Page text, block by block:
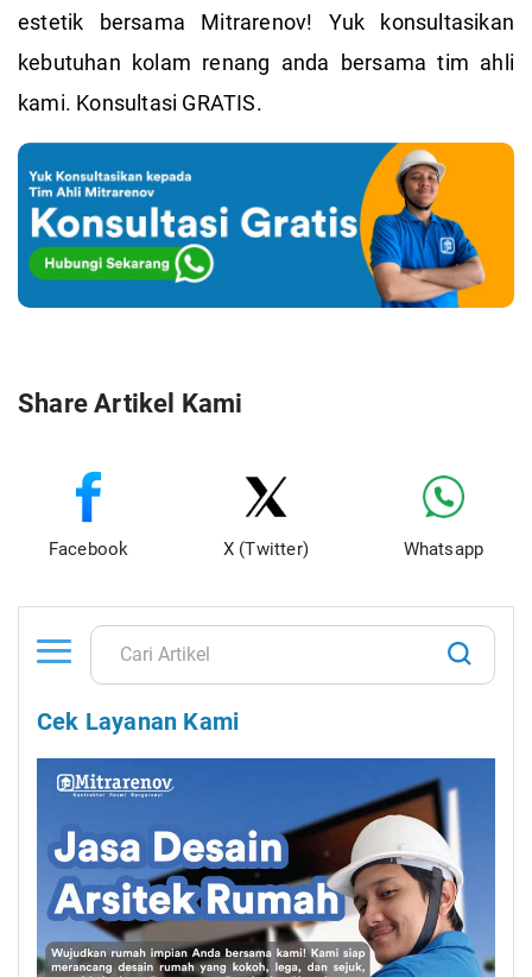
estetik bersama Mitrarenov! Yuk konsultasikan
kebutuhan kolam renang anda bersama tim ahli
kami. Konsultasi GRATIS.
Share Artikel Kami
Facebook X (Twitter) Whatsapp
Cek Layanan Kami